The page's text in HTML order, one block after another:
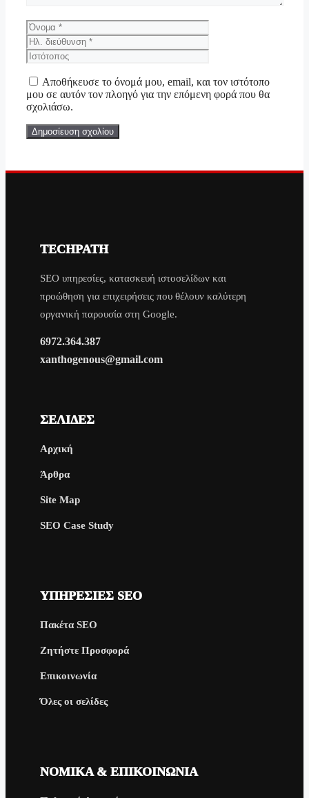
Όνομα
διεύθυνση
Αποθήκευσε το όνομά μου, email, και τον ιστότοπο
μου σε αυτόν τον πλοηγό για την επόμενη φορά που θα
σχολιάσω.
TECHPATH
SEO υπηρεσίες, κατασκευή ιστοσελίδων και
προώθηση για επιχειρήσεις που θέλουν καλύτερη
οργανική παρουσία στη Google.
6972.364.387
xanthogenous@gmail.com
ΣΕΛΊΔΕΣ
Αρχική
Άρθρα
Site Map
SEO Case Study
ΥΠΗΡΕΣΊΕΣ SEO
Πακέτα SEO
Ζητήστε Προσφορά
Επικοινωνία
Όλες οι σελίδες
ΝΟΜΙΚΆ & ΕΠΙΚΟΙΝΩΝΊΑ